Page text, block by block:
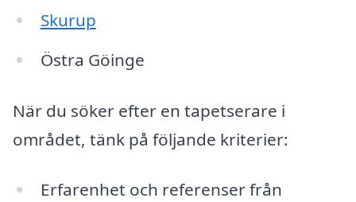
Skurup
Östra Göinge
När du söker efter en tapetserare i
området, tänk på följande kriterier:
Erfarenhet och referenser från